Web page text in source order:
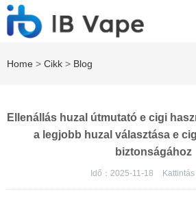
Home > Cikk > Blog
Ellenállás huzal útmutató e cigi
a legjobb huzal választása e
biztonságához
Idő：2025-11-18 Kattintás